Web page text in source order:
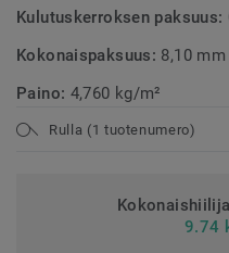
Kulutuskerroksen paksuus:
Kokonaispaksuus: 8,10 mm
Paino: 4,760 kg/m²
Rulla (1 tuotenumero)
9.74